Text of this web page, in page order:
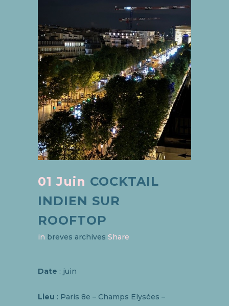
01 Juin COCKTAIL
INDIEN SUR
ROOFTOP
in breves archives Share
Date : juin
Lieu : Paris 8e – Champs Elysées –